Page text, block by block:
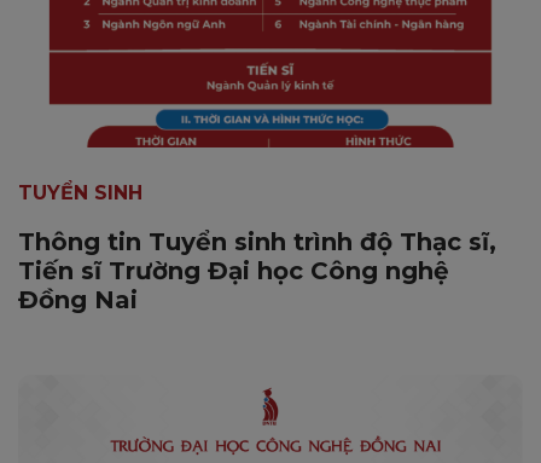
TUYỂN SINH
Thông tin Tuyển sinh trình độ Thạc sĩ,
Tiến sĩ Trường Đại học Công nghệ
Đồng Nai